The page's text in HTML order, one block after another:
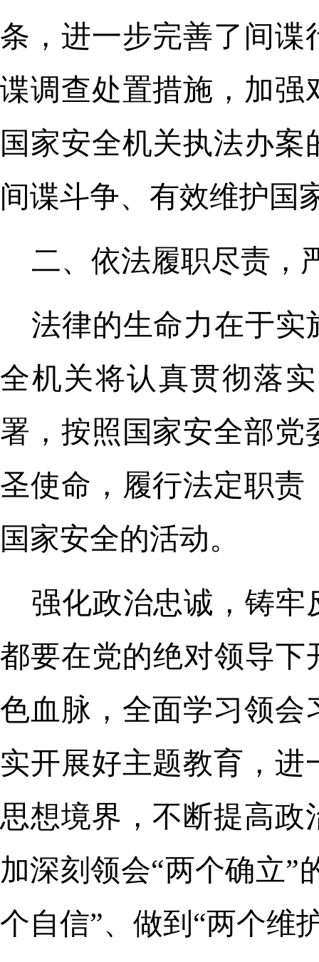
条，进一步完善了间
谍调查处置措施，加强
国家安全机关执法办
间谍斗争、有效维护国
二、依法履职尽责，
法律的生命力在于实
全机关将认真贯彻落
署，按照国家安全部
圣使命，履行法定职
国家安全的活动。
强化政治忠诚，铸牢
都要在党的绝对领导下
色血脉，全面学习领会
实开展好主题教育，
思想境界，不断提高
加深刻领会“两个确立”
个自信”、做到“两个维